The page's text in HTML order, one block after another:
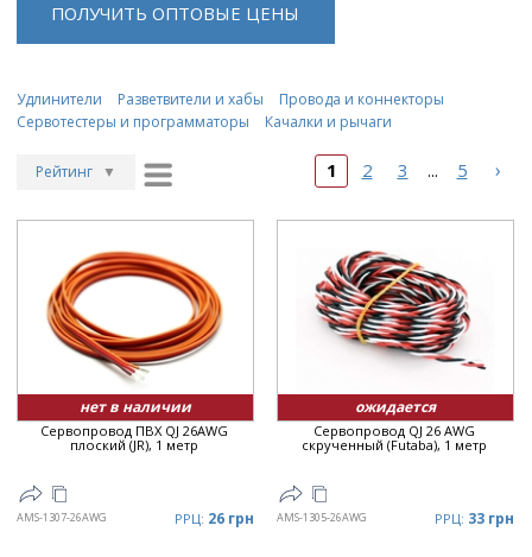
ПОЛУЧИТЬ ОПТОВЫЕ ЦЕНЫ
Удлинители Разветвители и хабы
Провода и коннекторы
Сервотестеры и программаторы
Качалки и рычаги
Рейтинг ▼
Дата ▼
Цена
Цена ▼
1 2 3 ... 5 ›
нет в наличии
Сервопровод ПВХ QJ 26AWG
плоский (JR), 1 метр
AMS-1307-26AWG РРЦ: 26 грн
ожидается
Сервопровод QJ 26 AWG
скрученный (Futaba), 1 метр
AMS-1305-26AWG РРЦ: 33 грн